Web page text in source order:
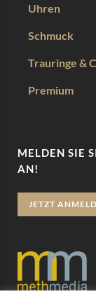
Uhren
Schmuck
Trauringe &
Premium
MELDEN SIE
AN!
JETZT